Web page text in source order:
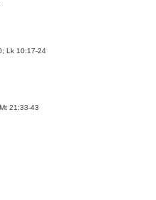
Lk 10:17-24
21:33-43